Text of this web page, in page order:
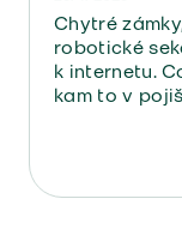
Chytré
robotické
k internetu.
kam to v